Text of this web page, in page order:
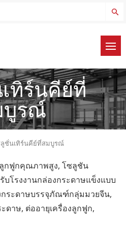
ทิร์นคีย์ที่
บูรณ์
ชั่นเทิร์นคีย์ที่สมบูรณ์
กฟูกคุณภาพสูง, โซลูชัน
บโรงงานกล่องกระดาษแข็งแบบ
กระดาษบรรจุภัณฑ์กลุ่มมวยจีน,
ดาษ, ต่ออายุเครื่องลูกฟูก,